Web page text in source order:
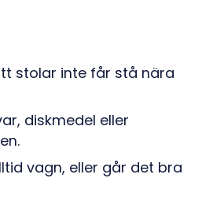
stolar inte får stå nära
diskmedel eller
vagn, eller går det bra